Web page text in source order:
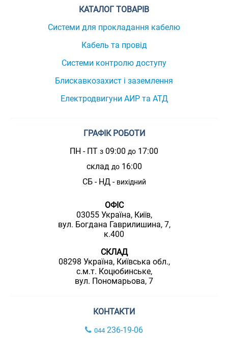
КАТАЛОГ ТОВАРІВ
Системи для прокладання кабелю
Кабель та провід
Системи контролю доступу
Блискавкозахист і заземлення
Електродвигуни АИР та АТД
ГРАФІК РОБОТИ
ПН - ПТ з 09:00 до 17:00
склад до16:00
СБ - НД - вихідний
ОФІС
03055 Україна, Київ,
вул. Богдана Гаврилишина, 7,
к.400
СКЛАД
08298 Україна, Київська обл.,
с.м.т. Коцюбинське,
вул. Пономарьова, 7
КОНТАКТИ
044 236-19-06